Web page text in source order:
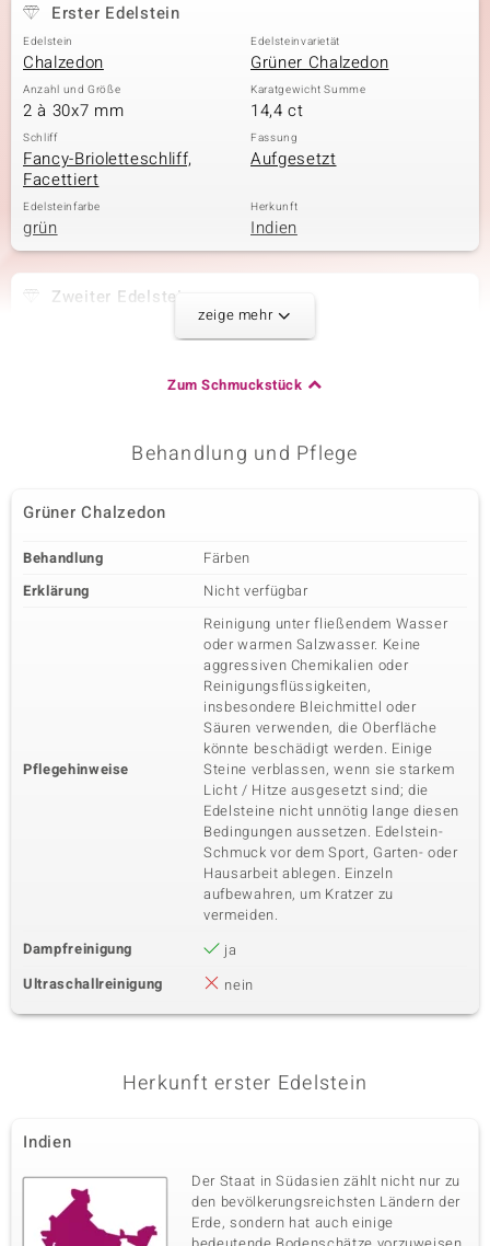
Erster Edelstein
Edelstein
Chalzedon
Edelsteinvarietät
Grüner Chalzedon
Anzahl und Größe
2 à 30x7 mm
Karatgewicht Summe
14,4 ct
Schliff
Fancy-Brioletteschliff,
Facettiert
Fassung
Aufgesetzt
Edelsteinfarbe
grün
Herkunft
Indien
Zweiter Edelstein
2 à 9x5 mm
Fancy Schachbrettschliff
Zargenfassung Indien
Dritter Edelstein
Aqua-Chalzedon
Karatgewicht Summe Schliff
Herkunft
Indien
zeige mehr
Zum Schmuckstück
Behandlung und Pflege
Grüner Chalzedon
Behandlung
Färben
Erklärung
Nicht verfügbar
Pflegehinweise
Reinigung unter fließendem Wasser
oder warmen Salzwasser. Keine
aggressiven Chemikalien oder
Reinigungsflüssigkeiten,
insbesondere Bleichmittel oder
Säuren verwenden, die Oberfläche
könnte beschädigt werden. Einige
Steine verblassen, wenn sie starkem
Licht / Hitze ausgesetzt sind; die
Edelsteine nicht unnötig lange diesen
Bedingungen aussetzen. Edelstein-
Schmuck vor dem Sport, Garten- oder
Hausarbeit ablegen. Einzeln
aufbewahren, um Kratzer zu
vermeiden.
Dampfreinigung
ja
Ultraschallreinigung
nein
Herkunft erster Edelstein
Indien
Der Staat in Südasien zählt nicht nur zu
den bevölkerungsreichsten Ländern der
Erde, sondern hat auch einige